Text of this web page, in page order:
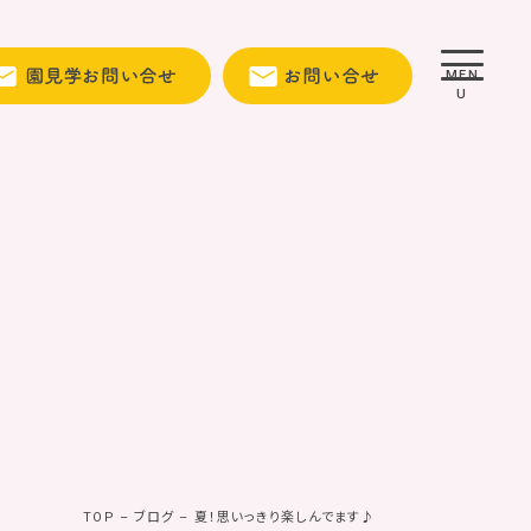
MEN
U
TOP – ブログ – 夏！思いっきり楽しんでます♪